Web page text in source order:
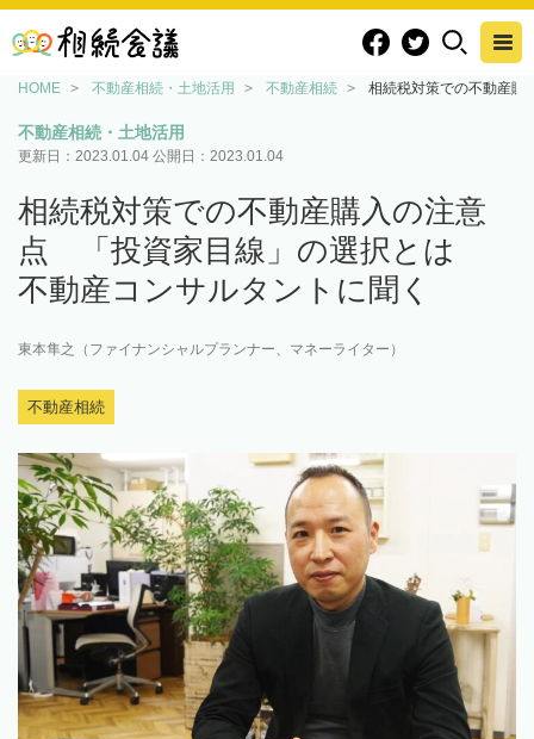
HOME 不動産相続・土地活用 不動産相続 相続税対策での不動産
不動産相続・土地活用
更新日： 2023.01.04 公開日： 2023.01.04
相続税対策での不動産購入の注意
点 「投資家目線」の選択とは
不動産コンサルタントに聞く
東本隼之（ファイナンシャルプランナー、マネーライター）
不動産相続